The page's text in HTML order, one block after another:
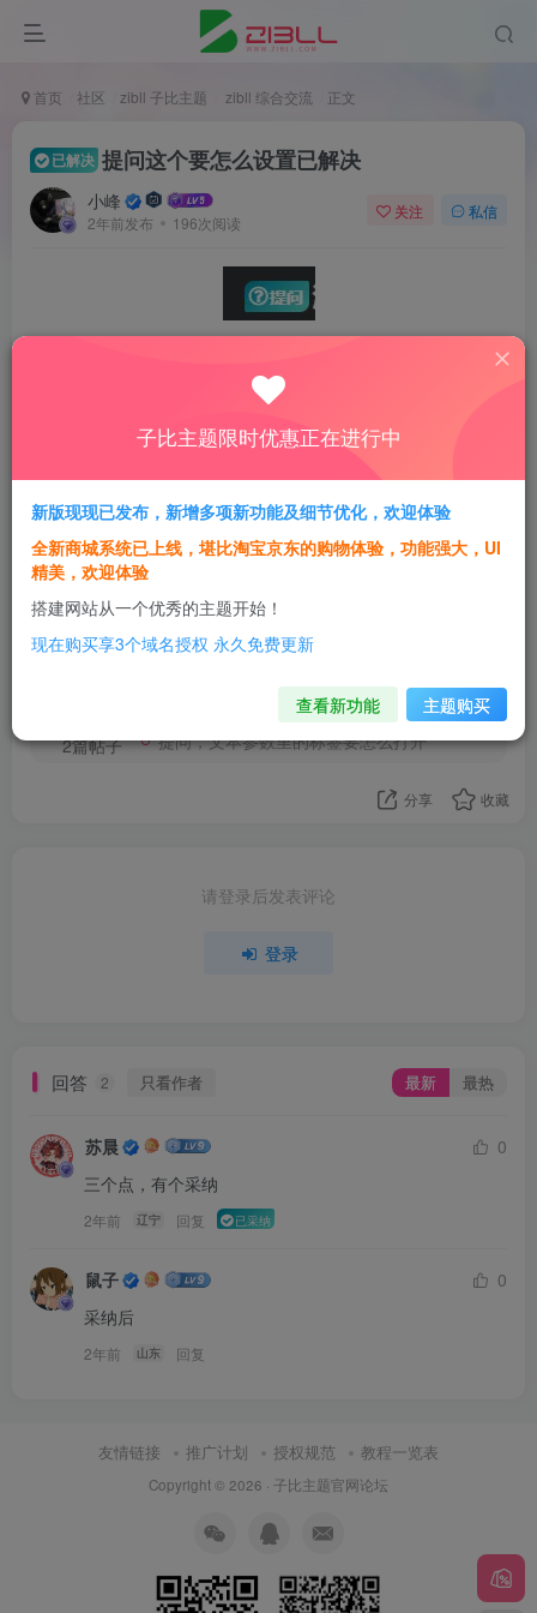
首页 社区 zibll 子比主题 zibll 综合交流 正文
已解决 提问这个要怎么设置已解决
小峰
2年前发布 196次阅读
关注 私信
评分
2篇帖子
小峰
这家伙很懒，什么都没有写...
提问，文本参数里的标签要怎么打开
分享 收藏
请登录后发表评论
登录
回答 2 只看作者 最新 最热
苏晨
0
三个点，有个采纳
2年前 辽宁 回复 已采纳
鼠子
0
采纳后
2年前 山东 回复
友情链接 推广计划 授权规范 教程一览表
Copyright © 2026 · 子比主题官网论坛
子比主题限时优惠正在进行中
新版现现已发布，新增多项新功能及细节优化，欢迎体验
全新商城系统已上线，堪比淘宝京东的购物体验，功能强大，UI
精美，欢迎体验
搭建网站从一个优秀的主题开始！
现在购买享3个域名授权 永久免费更新
查看新功能 主题购买